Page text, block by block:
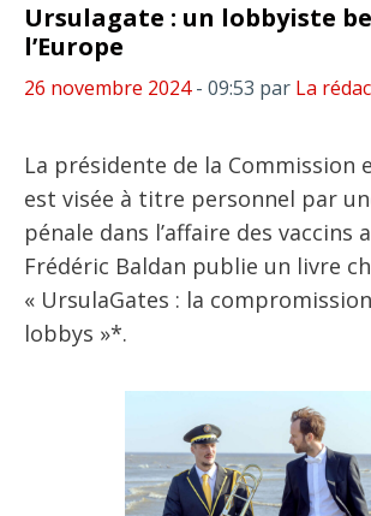
Ursulagate : un lobbyiste
l’Europe
26 novembre 2024- 09:53 par La
La présidente de la Commission
est visée à titre personnel par
pénale dans l’affaire des vaccins
Frédéric Baldan publie un livre
« UrsulaGates : la
lobbys »*.